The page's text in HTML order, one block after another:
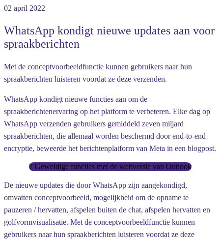
02 april 2022
WhatsApp kondigt nieuwe updates aan voor
spraakberichten
Met de conceptvoorbeeldfunctie kunnen gebruikers naar hun
spraakberichten luisteren voordat ze deze verzenden.
WhatsApp kondigt nieuwe functies aan om de
spraakberichtenervaring op het platform te verbeteren. Elke dag op
WhatsApp verzenden gebruikers gemiddeld zeven miljard
spraakberichten, die allemaal worden beschermd door end-to-end
encryptie, beweerde het berichtenplatform van Meta in een blogpost.
7 Geweldige functies met de webversie van Outlook
De nieuwe updates die door WhatsApp zijn aangekondigd,
omvatten conceptvoorbeeld, mogelijkheid om de opname te
pauzeren / hervatten, afspelen buiten de chat, afspelen hervatten en
golfvormvisualisatie. Met de conceptvoorbeeldfunctie kunnen
gebruikers naar hun spraakberichten luisteren voordat ze deze